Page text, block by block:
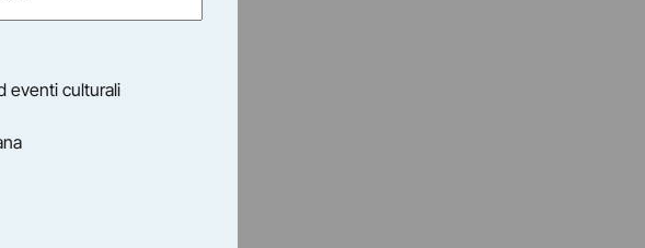
Arena,
Young
da una
critico
Antoci,
l’Accademia
eventi culturali